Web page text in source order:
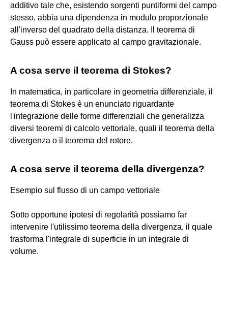
additivo tale che, esistendo sorgenti puntiformi del campo
stesso, abbia una dipendenza in modulo proporzionale
all'inverso del quadrato della distanza. Il teorema di
Gauss può essere applicato al campo gravitazionale.
A cosa serve il teorema di Stokes?
In matematica, in particolare in geometria differenziale, il
teorema di Stokes è un enunciato riguardante
l'integrazione delle forme differenziali che generalizza
diversi teoremi di calcolo vettoriale, quali il teorema della
divergenza o il teorema del rotore.
A cosa serve il teorema della divergenza?
Esempio sul flusso di un campo vettoriale
Sotto opportune ipotesi di regolarità possiamo far
intervenire l'utilissimo teorema della divergenza, il quale
trasforma l'integrale di superficie in un integrale di
volume.